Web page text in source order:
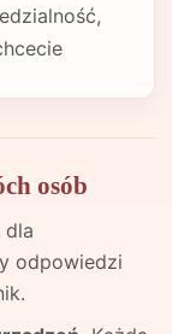
osób
dla
odpowiedzi